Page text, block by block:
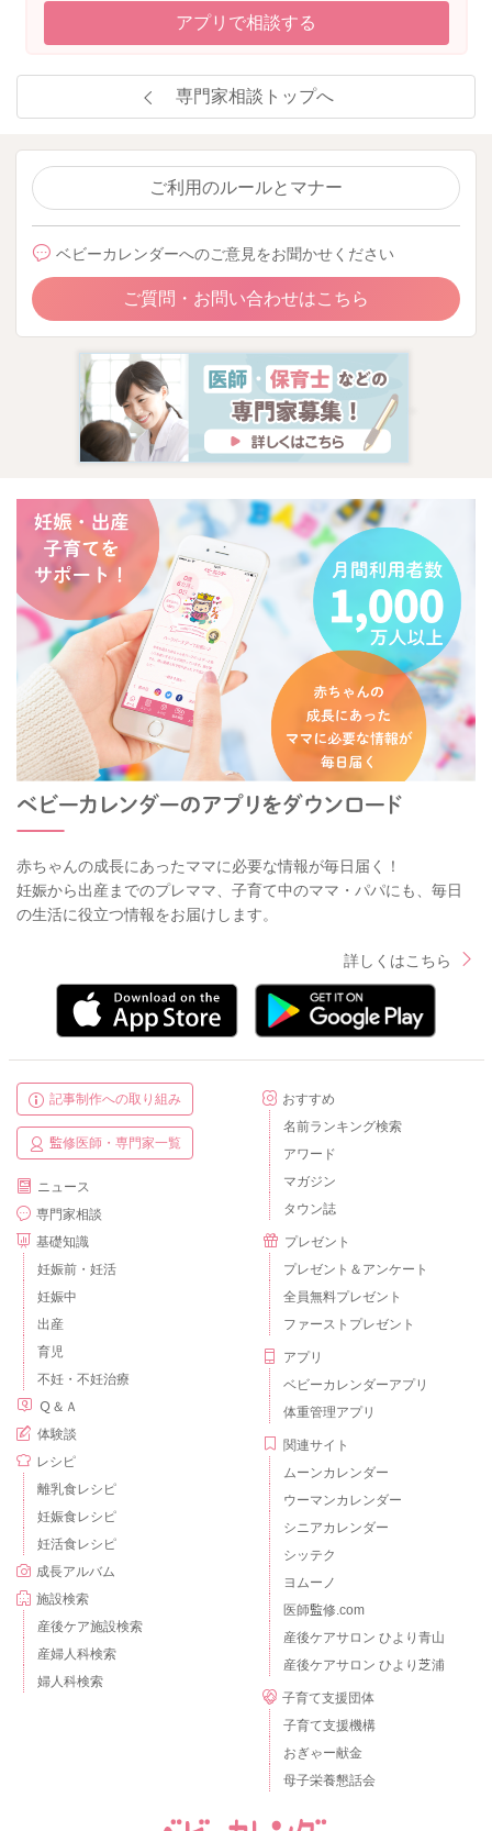
アプリで相談する
専門家相談トップへ
ご利用のルールとマナー
ベビーカレンダーへのご意見をお聞かせください
ご質問・お問い合わせはこちら
赤ちゃんの成長にあったママに必要な情報が毎日届く！
妊娠から出産までのプレママ、子育て中のママ・パパにも、毎日
の生活に役立つ情報をお届けします。
詳しくはこちら
記事制作への取り組み
監修医師・専門家一覧
ニュース
専門家相談
基礎知識
妊娠前・妊活
妊娠中
出産
育児
不妊・不妊治療
Ｑ＆Ａ
体験談
レシピ
離乳食レシピ
妊娠食レシピ
妊活食レシピ
成長アルバム
施設検索
産後ケア施設検索
産婦人科検索
婦人科検索
おすすめ
名前ランキング検索
アワード
マガジン
タウン誌
プレゼント
プレゼント＆アンケート
全員無料プレゼント
ファーストプレゼント
アプリ
ベビーカレンダーアプリ
体重管理アプリ
関連サイト
ムーンカレンダー
ウーマンカレンダー
シニアカレンダー
シッテク
ヨムーノ
医師監修.com
産後ケアサロン ひより青山
産後ケアサロン ひより芝浦
子育て支援団体
子育て支援機構
おぎゃー献金
母子栄養懇話会